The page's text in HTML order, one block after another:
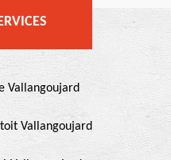
Vallangoujard
Vallangoujard